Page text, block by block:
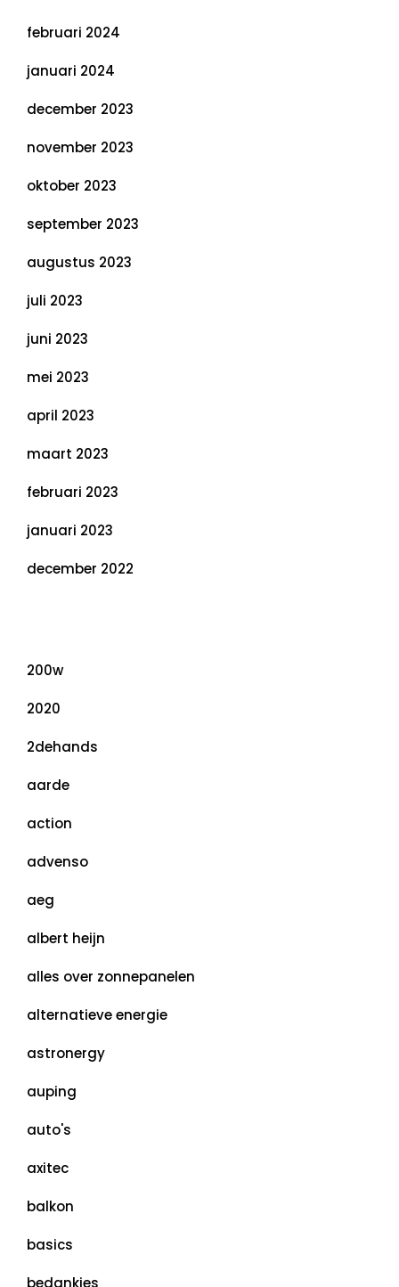
februari 2024
januari 2024
december 2023
november 2023
oktober 2023
september 2023
augustus 2023
juli 2023
juni 2023
mei 2023
april 2023
maart 2023
februari 2023
januari 2023
december 2022
200w
2020
2dehands
aarde
action
advenso
aeg
albert heijn
alles over zonnepanelen
alternatieve energie
astronergy
auping
auto's
axitec
balkon
basics
bedankjes